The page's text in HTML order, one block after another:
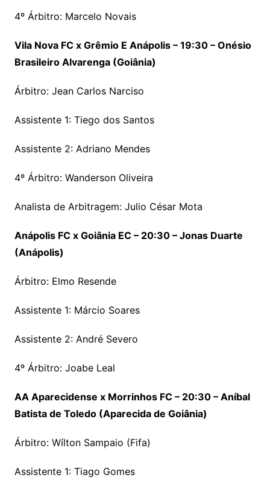
4º Árbitro: Marcelo Novais
Vila Nova FC x Grêmio E Anápolis – 19:30 – Onésio
Brasileiro Alvarenga (Goiânia)
Árbitro: Jean Carlos Narciso
Assistente 1: Tiego dos Santos
Assistente 2: Adriano Mendes
4º Árbitro: Wanderson Oliveira
Analista de Arbitragem: Julio César Mota
Anápolis FC x Goiânia EC – 20:30 – Jonas Duarte
(Anápolis)
Árbitro: Elmo Resende
Assistente 1: Márcio Soares
Assistente 2: André Severo
4º Árbitro: Joabe Leal
AA Aparecidense x Morrinhos FC – 20:30 – Aníbal
Batista de Toledo (Aparecida de Goiânia)
Árbitro: Wílton Sampaio (Fifa)
Assistente 1: Tiago Gomes